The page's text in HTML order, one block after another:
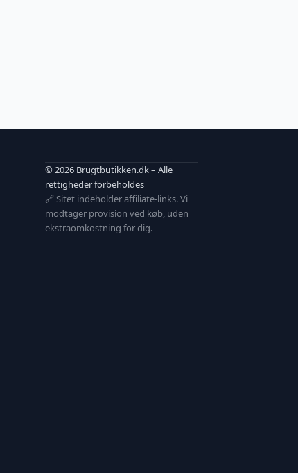
© 2026 Brugtbutikken.dk – Alle
rettigheder forbeholdes
🔗 Sitet indeholder affiliate-links. Vi
modtager provision ved køb, uden
ekstraomkostning for dig.